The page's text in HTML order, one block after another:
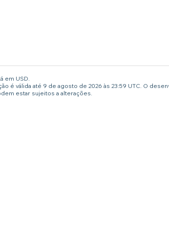
em USD.
é válida até 9 de agosto de 2026 às 23:59 UTC. O
estar sujeitos a alterações.